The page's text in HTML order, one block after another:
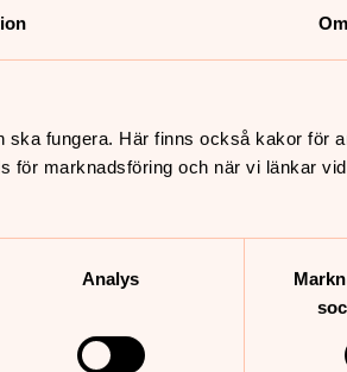
Om
fungera. Här finns också kakor för
för marknadsföring och när vi länkar
Analys
lokaler och
Svenska kyrkan i Norrköping har
kapell och flertalet församlingshem